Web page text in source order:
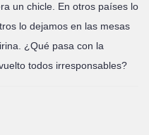
un chicle. En otros países lo
lo dejamos en las mesas
¿Qué pasa con la
todos irresponsables?